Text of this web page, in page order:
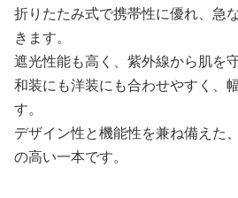
折りたたみ式で携帯性に優れ、急
きます。
遮光性能も高く、紫外線から肌を守
和装にも洋装にも合わせやすく、
す。
デザイン性と機能性を兼ね備えた
の高い一本です。